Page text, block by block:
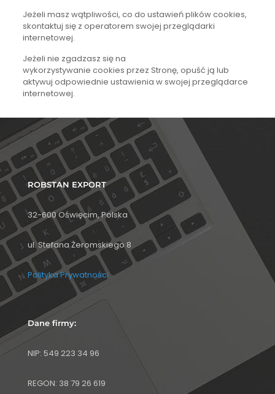
Jeżeli masz wątpliwości, co do ustawień plików cookies,
skontaktuj się z operatorem swojej przeglądarki
internetowej.
Jeżeli nie zgadzasz się na
wykorzystywanie cookies przez Stronę, opuść ją lub
aktywuj odpowiednie ustawienia w swojej przeglądarce
internetowej.
ROBSTAN EXPORT
32-600 Oświęcim, Polska
ul. Stefana Żeromskiego 8
Polityka Prywatności
Dane firmy:
NIP: 549 223 34 96
REGON: 38 79 26 619